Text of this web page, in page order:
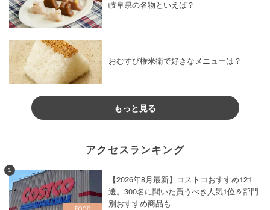
岐阜県の名物といえば？
おむすび権米衛で好きなメニューは？
もっと見る
アクセスランキング
1
【2026年8月最新】コストコおすすめ121
選。300名に聞いた買うべき人気1位＆部門
別おすすめ商品も